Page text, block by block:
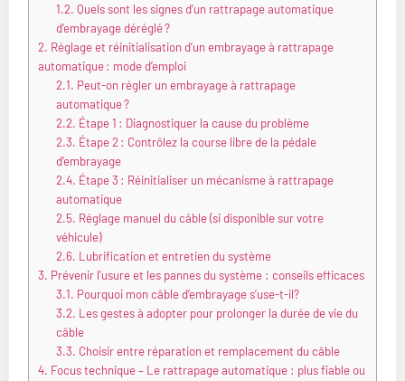
1.2. Quels sont les signes d’un rattrapage automatique
d’embrayage déréglé ?
2. Réglage et réinitialisation d’un embrayage à rattrapage
automatique : mode d’emploi
2.1. Peut-on régler un embrayage à rattrapage
automatique ?
2.2. Étape 1 : Diagnostiquer la cause du problème
2.3. Étape 2 : Contrôlez la course libre de la pédale
d’embrayage
2.4. Étape 3 : Réinitialiser un mécanisme à rattrapage
automatique
2.5. Réglage manuel du câble (si disponible sur votre
véhicule)
2.6. Lubrification et entretien du système
3. Prévenir l’usure et les pannes du système : conseils efficaces
3.1. Pourquoi mon câble d’embrayage s’use-t-il?
3.2. Les gestes à adopter pour prolonger la durée de vie du
câble
3.3. Choisir entre réparation et remplacement du câble
4. Focus technique – Le rattrapage automatique : plus fiable ou